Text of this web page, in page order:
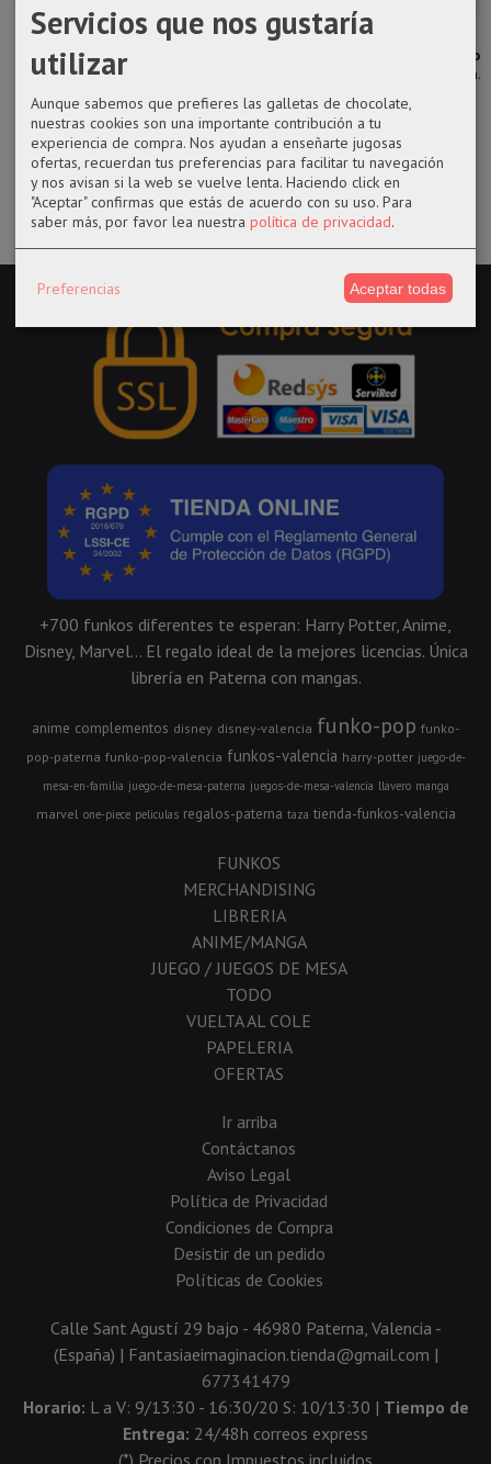
Figura POP
Creepshow
Genie
14,50 €
El viaje de
12,95 €
Llavero Dobby
3,45 €
1304 Tanjiro
Kamado with...
14,50 €
+700 funkos diferentes te esperan: Harry Potter, Anime,
Disney, Marvel... El regalo ideal de la mejores licencias. Única
librería en Paterna con mangas.
anime complementos disney disney-valencia funko-pop funko-
pop-paterna funko-pop-valencia funkos-valencia harry-potter juego-de-
mesa-en-familia juego-de-mesa-paterna juegos-de-mesa-valencia llavero manga
marvel one-piece peliculas regalos-paterna taza tienda-funkos-valencia
FUNKOS
MERCHANDISING
LIBRERIA
ANIME/MANGA
JUEGO / JUEGOS DE MESA
TODO
VUELTA AL COLE
PAPELERIA
OFERTAS
Ir arriba
Contáctanos
Aviso Legal
Política de Privacidad
Condiciones de Compra
Desistir de un pedido
Políticas de Cookies
Calle Sant Agustí 29 bajo - 46980 Paterna, Valencia -
(España) | Fantasiaeimaginacion.tienda@gmail.com |
677341479
Horario: L a V: 9/13:30 - 16:30/20 S: 10/13:30 | Tiempo de
Entrega: 24/48h correos express
Servicios que nos gustaría
utilizar
Aunque sabemos que prefieres las galletas de chocolate,
nuestras cookies son una importante contribución a tu
experiencia de compra. Nos ayudan a enseñarte jugosas
ofertas, recuerdan tus preferencias para facilitar tu navegación
y nos avisan si la web se vuelve lenta. Haciendo click en
"Aceptar" confirmas que estás de acuerdo con su uso. Para
saber más, por favor lea nuestra política de privacidad.
Preferencias Aceptar todas